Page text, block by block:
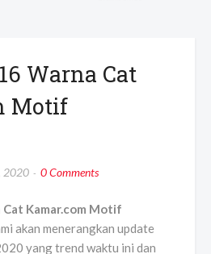
Warna Cat
Motif
2020 0 Comments
Cat Kamar.com Motif
akan menerangkan update
yang trend waktu ini dan